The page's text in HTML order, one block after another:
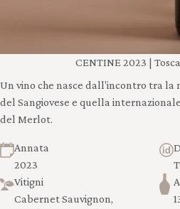
CENTINE 2023 |
Un vino che nasce dall'incontro tra la
del Sangiovese e quella
del Merlot.
Annata
2023
Vitigni
Cabernet Sauvignon,